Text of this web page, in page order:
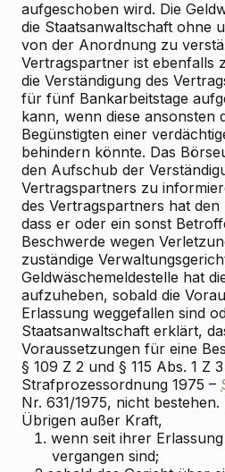
aufgeschoben wird. Die
die Staatsanwaltschaft ohne
von der Anordnung zu
Vertragspartner ist ebenfalls
die Verständigung des
für fünf Bankarbeitstage
kann, wenn diese ansonsten
Begünstigten einer
behindern könnte. Das
den Aufschub der
Vertragspartners zu
des Vertragspartners hat
dass er oder ein sonst
Beschwerde wegen
zuständige
Geldwäschemeldestelle hat
aufzuheben, sobald die
Erlassung weggefallen sind
Staatsanwaltschaft erklärt,
Voraussetzungen für eine
§ 109 Z 2 und § 115 Abs. 1 Z
Strafprozessordnung 1975 –
Nr. 631/1975, nicht
Übrigen außer Kraft,
1. wenn seit ihrer
vergangen sind;